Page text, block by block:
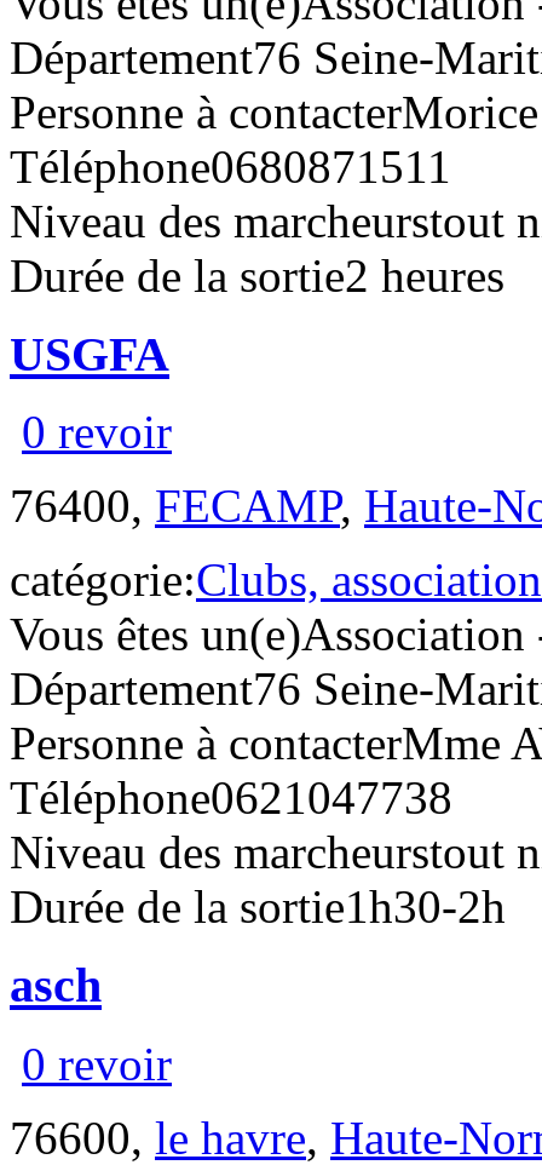
Département76 Seine-
Personne à contacter
Téléphone0680871511
Niveau des marcheurstout
Durée de la sortie2 heures
USGFA
0 revoir
76400, FECAMP, Haute-
catégorie:Clubs,
Vous êtes un(e)Association
Département76 Seine-
Personne à contacterMme
Téléphone0621047738
Niveau des marcheurstout
Durée de la sortie1h30-2h
asch
0 revoir
76600, le havre, Haute-